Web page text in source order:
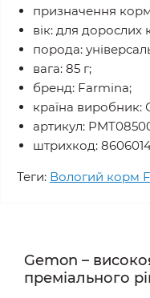
призначення
вік: для дорослих
порода:
вага: 85 г;
бренд: Farmina;
країна виробник:
артикул:
штрихкод:
Теги: Вологий корм
Gemon –
преміального